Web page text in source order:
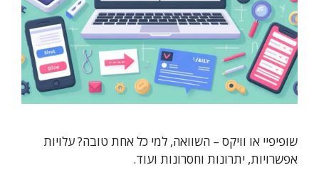
שופיפיי או וויקס – השוואה, למי כל אחת טובה? עלויות
אפשרויות, יתרונות וחסרונות ועוד.